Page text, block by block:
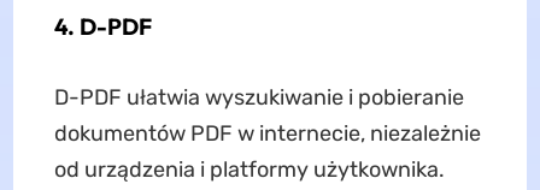
4. D-PDF
D-PDF ułatwia wyszukiwanie i pobieranie
dokumentów PDF w internecie, niezależnie
od urządzenia i platformy użytkownika.